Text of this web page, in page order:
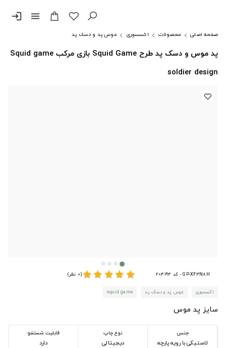
menu
login
صفحه اصلی محصولات اکسسوری موس پد و دسک پد
پد موس و دسک پد طرح Squid Game بازی مرکب Squid game
soldier design
GP-XF3N8H - کد 204194 star
star
star
star
star(0 نظر)
اکسسوری موس پد و دسک پد squid game
سایز پد موس
جنس
لاستیکی با رویه پارچه
نوع چاپ
دیجیتالی
قابلیت شستشو
دارد